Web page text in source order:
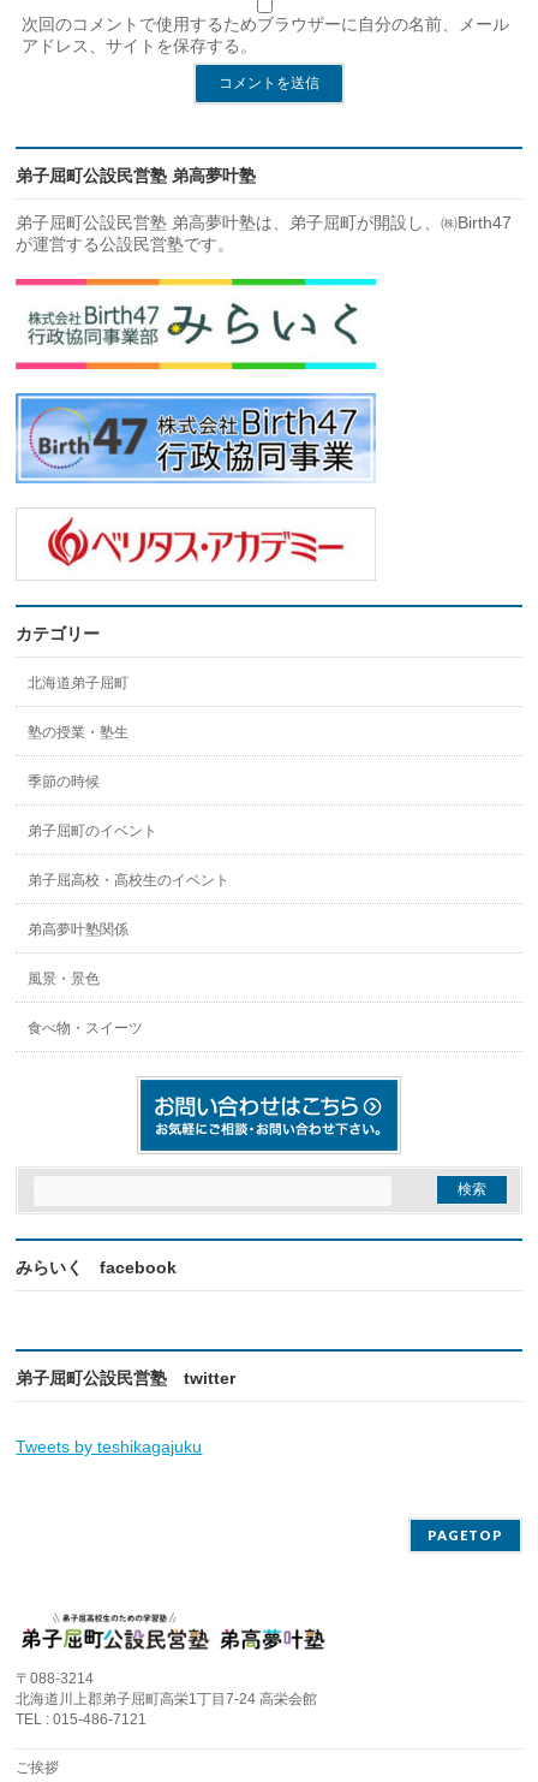
次回のコメントで使用するためブラウザーに自分の名前、メール
アドレス、サイトを保存する。
弟子屈町公設民営塾 弟高夢叶塾
弟子屈町公設民営塾 弟高夢叶塾は、弟子屈町が開設し、㈱Birth47
が運営する公設民営塾です。
カテゴリー
北海道弟子屈町
塾の授業・塾生
季節の時候
弟子屈町のイベント
弟子屈高校・高校生のイベント
弟高夢叶塾関係
風景・景色
食べ物・スイーツ
みらいく facebook
弟子屈町公設民営塾 twitter
Tweets by teshikagajuku
PAGETOP
〒088-3214
北海道川上郡弟子屈町高栄1丁目7-24 高栄会館
TEL : 015-486-7121
ご挨拶